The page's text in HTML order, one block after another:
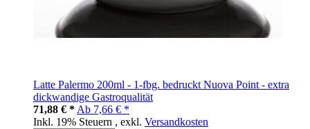
Latte Palermo 200ml - 1-fbg. bedruckt Nuova Point - extra
dickwandige Gastroqualität
71,88 € * Ab 7,66 € *
Inkl. 19% Steuern , exkl. Versandkosten